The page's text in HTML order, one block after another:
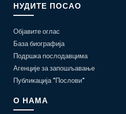
НУДИТЕ ПОСАО
Објавите оглас
База биографија
Подршка послодавцима
Агенције за запошљавање
Публикација "Послови"
О НАМА